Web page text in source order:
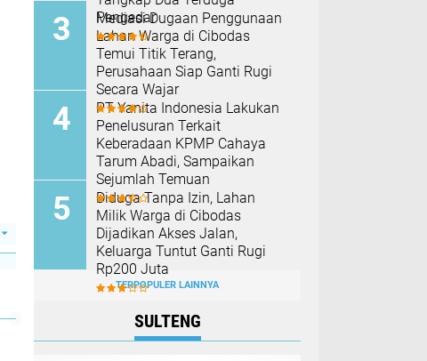
Pengedar
Mediasi Dugaan Penggunaan
Lahan Warga di Cibodas
Temui Titik Terang,
Perusahaan Siap Ganti Rugi
Secara Wajar
PT Yanita Indonesia Lakukan
Penelusuran Terkait
Keberadaan KPMP Cahaya
Tarum Abadi, Sampaikan
Sejumlah Temuan
Diduga Tanpa Izin, Lahan
Milik Warga di Cibodas
Dijadikan Akses Jalan,
Keluarga Tuntut Ganti Rugi
Rp200 Juta
TERPOPULER LAINNYA
SULTENG